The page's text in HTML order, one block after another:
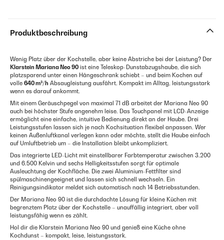
Produktbeschreibung
Wenig Platz über der Kochstelle, aber keine Abstriche bei der Leistung? Der
Klarstein Mariana Neo 90 ist eine Teleskop-Dunstabzugshaube, die sich
platzsparend unter einen Hängeschrank schiebt – und beim Kochen auf
volle 640 m³/h Absaugleistung ausfährt. Kompakt im Alltag, leistungsstark
wenn es darauf ankommt.
Mit einem Geräuschpegel von maximal 71 dB arbeitet der Mariana Neo 90
auch bei höchster Stufe angenehm leise. Das Touchpanel mit LCD-Anzeige
ermöglicht eine einfache, intuitive Bedienung direkt an der Haube. Drei
Leistungsstufen lassen sich je nach Kochsituation flexibel anpassen. Wer
keinen Außenluftkanal verlegen kann oder möchte, stellt die Haube einfach
auf Umluftbetrieb um – die Installation bleibt unkompliziert.
Das integrierte LED-Licht mit einstellbarer Farbtemperatur zwischen 3.200
und 6.500 Kelvin und sechs Helligkeitsstufen sorgt für optimale
Ausleuchtung der Kochfläche. Die zwei Aluminium-Fettfilter sind
spülmaschinengeeignet und lassen sich schnell wechseln. Ein
Reinigungsindikator meldet sich automatisch nach 14 Betriebsstunden.
Der Mariana Neo 90 ist die durchdachte Lösung für kleine Küchen mit
begrenztem Platz über der Kochstelle – unauffällig integriert, aber voll
leistungsfähig wenn es zählt.
Hol dir die Klarstein Mariana Neo 90 und genieß eine Küche ohne
Kochdunst – kompakt, leise, leistungsstark.